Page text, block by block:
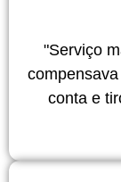
"Serviço
conta e